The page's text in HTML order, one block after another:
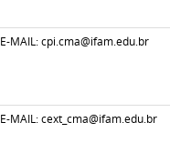
E-MAIL: cpi.cma@ifam.edu.br
E-MAIL: cext_cma@ifam.edu.br